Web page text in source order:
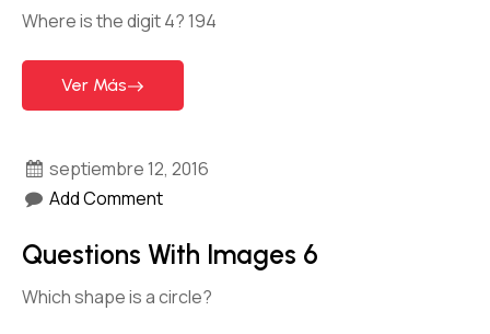
Where is the digit 4? 194
Ver Más
septiembre 12, 2016
Add Comment
Questions With Images 6
Which shape is a circle?